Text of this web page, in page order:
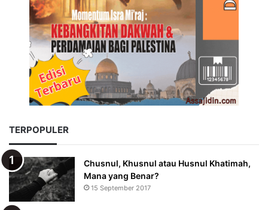
TERPOPULER
Chusnul, Khusnul atau Husnul Khatimah,
Mana yang Benar?
15 September 2017